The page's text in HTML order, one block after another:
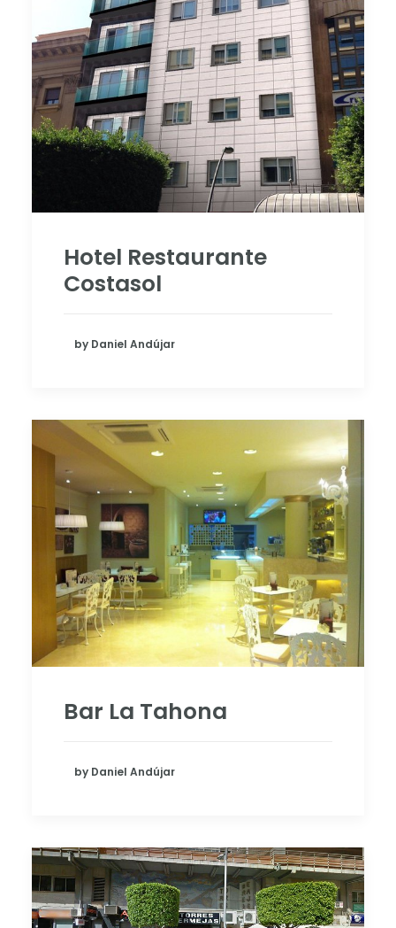
Hotel Restaurante
Costasol
by Daniel Andújar
Bar La Tahona
by Daniel Andújar